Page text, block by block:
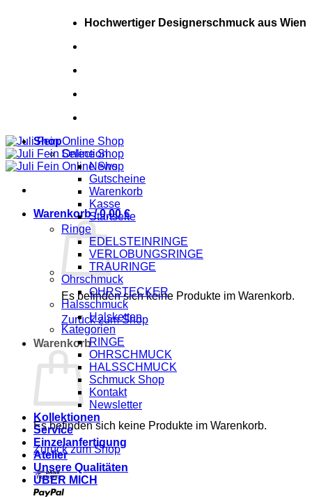
Hochwertiger Designerschmuck aus Wien
Warenkorb /0,00€
Es befinden sich keine Produkte im Warenkorb.
Zurück zum Shop
Warenkorb
Es befinden sich keine Produkte im Warenkorb.
Zurück zum Shop
Bank
Transfer
PayPal
Shop
Selection
News
Gutscheine
Warenkorb
Kasse
Startseite
Ringe
EDELSTEINRINGE
VERLOBUNGSRINGE
TRAURINGE
Ohrschmuck
OHRSTECKER
Halsschmuck
Halsketten
Kategorien
RINGE
OHRSCHMUCK
HALSSCHMUCK
Schmuck Shop
Kontakt
Newsletter
Kollektionen
Service
Einzelanfertigung
Atelier
Unsere Qualitäten
ÜBER MICH